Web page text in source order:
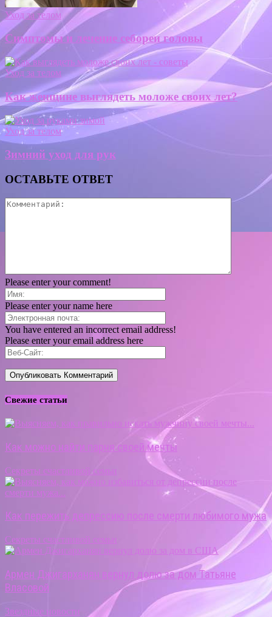
Уход за телом
Симптомы и лечение себореи головы
Уход за телом
Как женщине выглядеть моложе своих лет?
Уход за телом
Зимний уход для рук
ОСТАВЬТЕ ОТВЕТ
Please enter your comment!
Please enter your name here
You have entered an incorrect email address!
Please enter your email address here
Свежие статьи
Как можно найти парня своей мечты
Секреты счастливой семьи
Как пережить депрессию после смерти любимого мужа
Секреты счастливой семьи
Армен Джигарханян вернул долю за дом Татьяне
Власовой
Звездные новости